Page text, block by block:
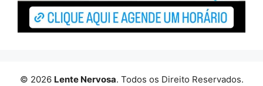
© 2026 Lente Nervosa. Todos os Direito Reservados.